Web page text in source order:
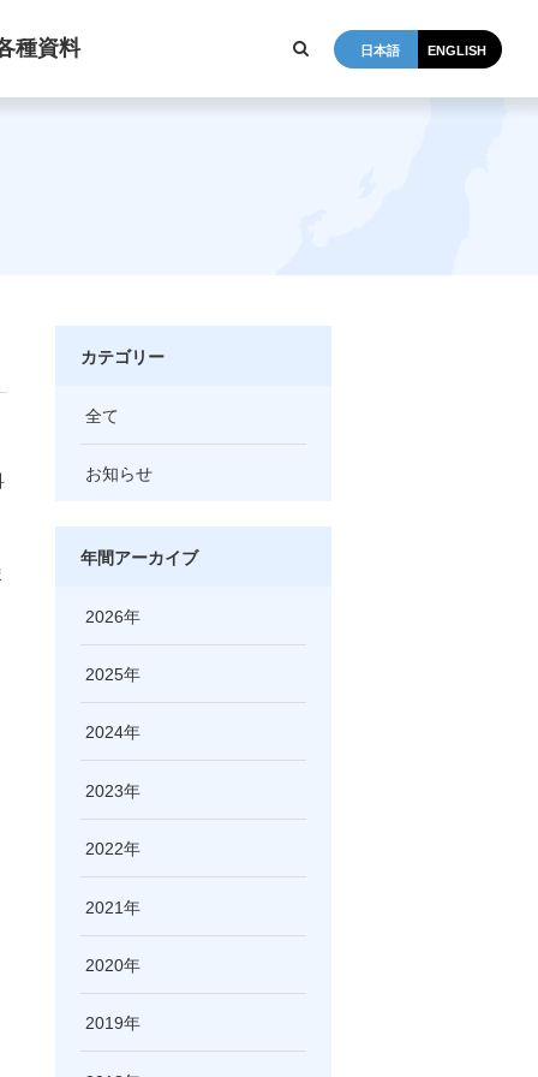
種資料 日本語 ENGLISH
カテゴリー
全て
お知らせ
年間アーカイブ
2026
2025
2024
2023
2022
2021
2020
2019